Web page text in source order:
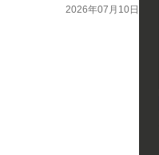
2026年07月10日